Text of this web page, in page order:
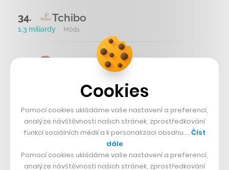
34. Tchibo
1,3 miliardy Móda
35. hornbach
36. H&M
1 miliarda Móda
nad 500 mil. Kč
Cookies
Pomocí cookies ukládáme vaše nastavení a preferencí,
analýze návštěvnosti našich stránek, zprostředkování
funkcí sociálních médií a k personalizaci obsahu … Číst
dále
Pomocí cookies ukládáme vaše nastavení a preferencí,
analýze návštěvnosti našich stránek, zprostředkování